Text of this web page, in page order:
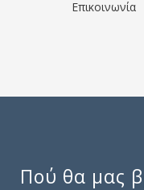
Επικοινωνία
Πού θα μας